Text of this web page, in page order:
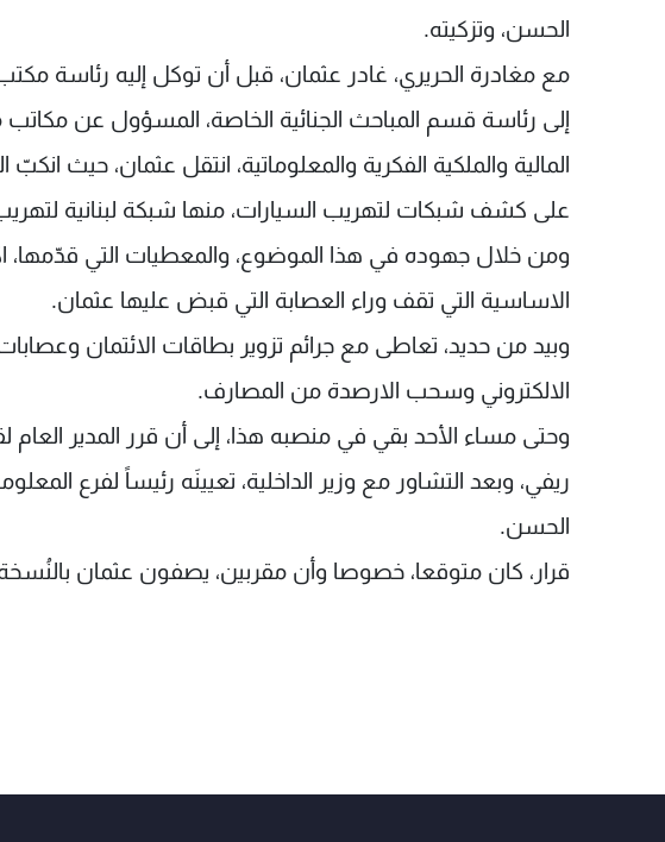
الحسن، وتزكيته.
مع مغادرة الحريري، غادر عثمان، قبل أن توكل إليه رئاسة
إلى رئاسة قسم المباحث الجنائية الخاصة، المسؤول عن مكاتب
المالية والملكية الفكرية والمعلوماتية، انتقل عثمان، حيث
على كشف شبكات لتهريب السيارات، منها شبكة لبنانية لتهريب
ومن خلال جهوده في هذا الموضوع، والمعطيات التي قدّمها،
الاساسية التي تقف وراء العصابة التي قبض عليها عثمان.
وبيد من حديد، تعاطى مع جرائم تزوير بطاقات الائتمان وعصابات
الالكتروني وسحب الارصدة من المصارف.
وحتى مساء الأحد بقي في منصبه هذا، إلى أن قرر المدير العام
ريفي، وبعد التشاور مع وزير الداخلية، تعيينَه رئيساً لفرع
الحسن.
قرار، كان متوقعا، خصوصا وأن مقربين، يصفون عثمان